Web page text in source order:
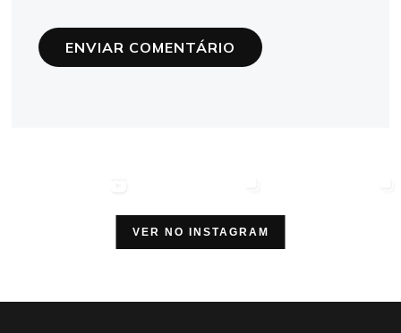
VER NO INSTAGRAM